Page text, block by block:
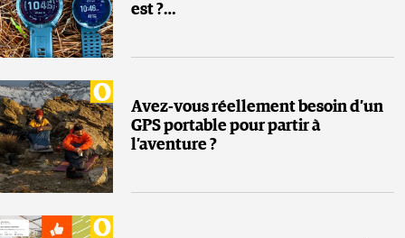
est ?…
Avez-vous réellement besoin d’un
GPS portable pour partir à
l’aventure ?